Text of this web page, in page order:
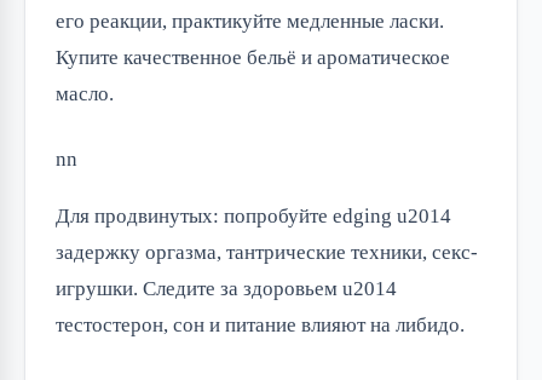
его реакции, практикуйте медленные ласки.
Купите качественное бельё и ароматическое
масло.
nn
Для продвинутых: попробуйте edging u2014
задержку оргазма, тантрические техники, секс-
игрушки. Следите за здоровьем u2014
тестостерон, сон и питание влияют на либидо.